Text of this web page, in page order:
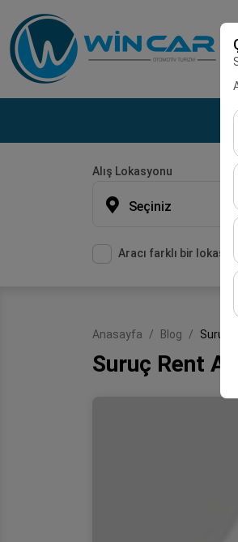
Alış Lokasyonu
Seçiniz
Aracı farklı bir
Anasayfa Blog Suruç
Suruç Rent A